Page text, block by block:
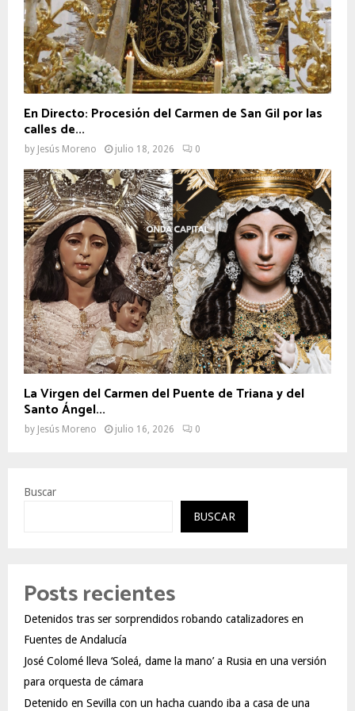
En Directo: Procesión del Carmen de San Gil por las
calles de...
by Jesús Moreno julio 18, 2026 0
La Virgen del Carmen del Puente de Triana y del
Santo Ángel...
by Jesús Moreno julio 16, 2026 0
Buscar
BUSCAR
Posts recientes
Detenidos tras ser sorprendidos robando catalizadores en
Fuentes de Andalucía
José Colomé lleva ‘Soleá, dame la mano’ a Rusia en una versión
para orquesta de cámara
Detenido en Sevilla con un hacha cuando iba a casa de una